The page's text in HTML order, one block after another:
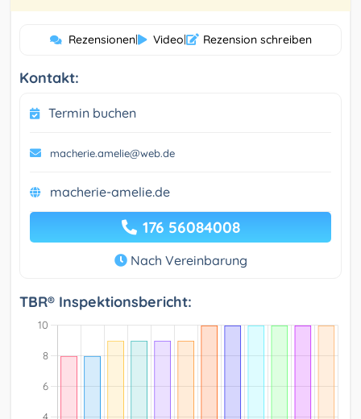
Rezensionen| Video| Rezension schreiben
Kontakt:
Termin buchen
macherie.amelie@web.de
macherie-amelie.de
176 56084008
Nach Vereinbarung
TBR® Inspektionsbericht: